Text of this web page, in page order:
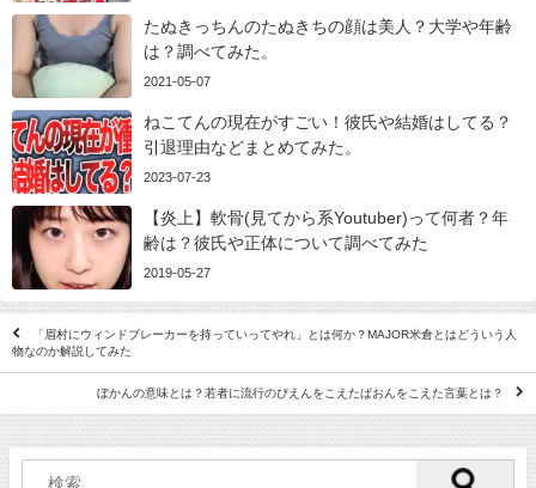
たぬきっちんのたぬきちの顔は美人？大学や年齢
は？調べてみた。
2021-05-07
ねこてんの現在がすごい！彼氏や結婚はしてる？
引退理由などまとめてみた。
2023-07-23
【炎上】軟骨(見てから系Youtuber)って何者？年
齢は？彼氏や正体について調べてみた
2019-05-27
「眉村にウィンドブレーカーを持っていってやれ」とは何か？MAJOR米倉とはどういう人
物なのか解説してみた
ぼかんの意味とは？若者に流行のぴえんをこえたぱおんをこえた言葉とは？